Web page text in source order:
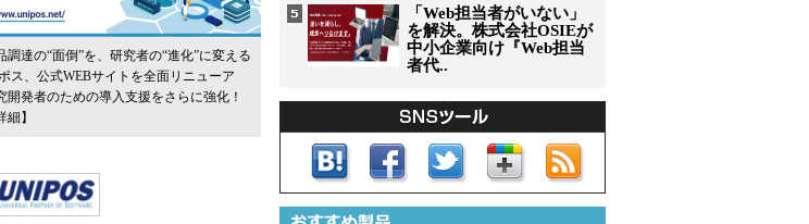
調達の“面倒”を、研究者の“進化”に変える
ス、公式WEBサイトを全面リニューア
開発者のための導入支援をさらに強化！
細】
「Web担当者がいない」
を解決。株式会社OSIEが
中小企業向け『Web担当
者代..